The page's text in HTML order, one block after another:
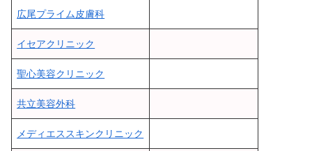
広尾プライム皮膚科
イセアクリニック
聖心美容クリニック
共立美容外科
メディエススキンクリニック